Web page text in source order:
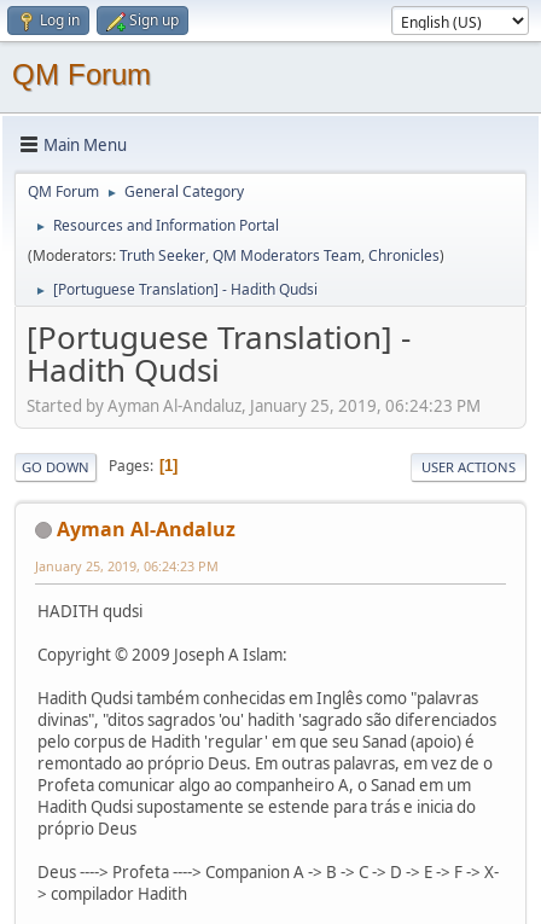
Log in Sign up
QM Forum
Main Menu
QM Forum ► General Category
►
Resources and Information Portal
(Moderators:Truth Seeker,QM Moderators Team,Chronicles)
► [Portuguese Translation] - Hadith Qudsi
[Portuguese Translation] -
Hadith Qudsi
Started by Ayman Al-Andaluz, January 25, 2019, 06:24:23 PM
GO DOWN Pages 1 USER ACTIONS
Ayman Al-Andaluz
January 25, 2019, 06:24:23 PM
HADITH qudsi
Copyright © 2009 Joseph A Islam:
Hadith Qudsi também conhecidas em Inglês como "palavras
divinas", "ditos sagrados 'ou' hadith 'sagrado são diferenciados
pelo corpus de Hadith 'regular' em que seu Sanad (apoio) é
remontado ao próprio Deus. Em outras palavras, em vez de o
Profeta comunicar algo ao companheiro A, o Sanad em um
Hadith Qudsi supostamente se estende para trás e inicia do
próprio Deus
Deus ----> Profeta ----> Companion A -> B -> C -> D -> E -> F -> X-
> compilador Hadith